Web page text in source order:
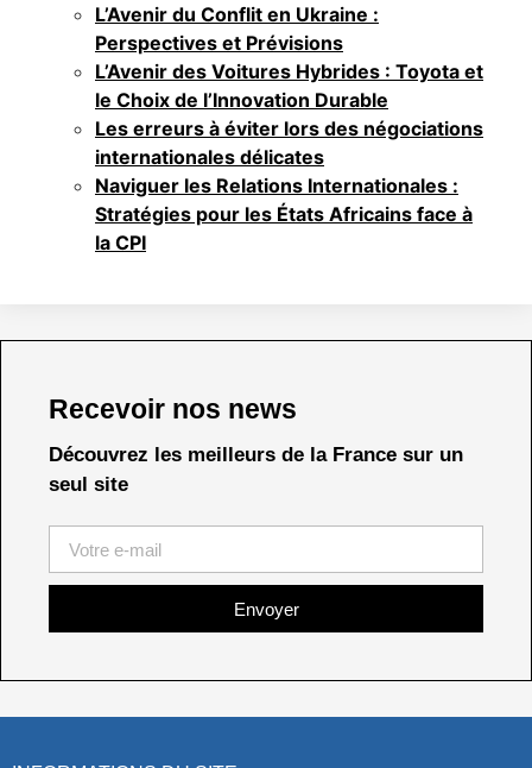
L’Avenir du Conflit en Ukraine :
Perspectives et Prévisions
L’Avenir des Voitures Hybrides : Toyota et
le Choix de l’Innovation Durable
Les erreurs à éviter lors des négociations
internationales délicates
Naviguer les Relations Internationales :
Stratégies pour les États Africains face à
la CPI
Recevoir nos news
Découvrez les meilleurs de la France sur un
seul site
Envoyer